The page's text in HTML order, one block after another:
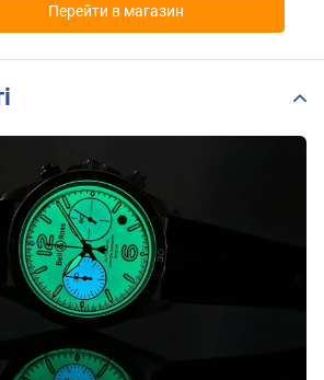
Перейти в магазин